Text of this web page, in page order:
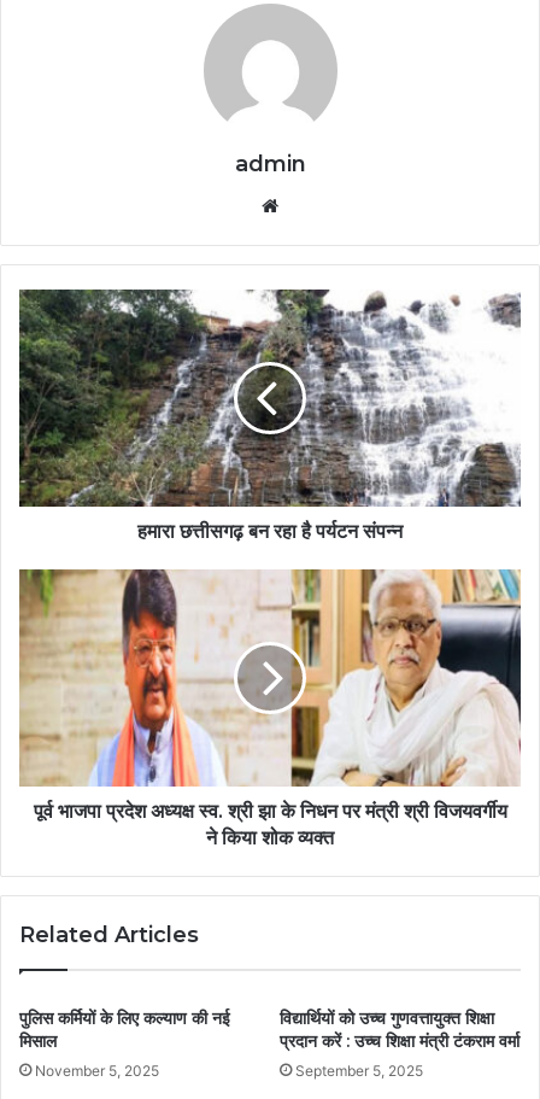
admin
हमारा छत्तीसगढ़ बन रहा है पर्यटन संपन्न
पूर्व भाजपा प्रदेश अध्यक्ष स्व. श्री झा के निधन पर मंत्री श्री विजयवर्गीय
ने किया शोक व्यक्त
Related Articles
पुलिस कर्मियों के लिए कल्याण की नई
मिसाल
November 5, 2025
विद्यार्थियों को उच्च गुणवत्तायुक्त शिक्षा
प्रदान करें : उच्च शिक्षा मंत्री टंकराम वर्मा
September 5, 2025